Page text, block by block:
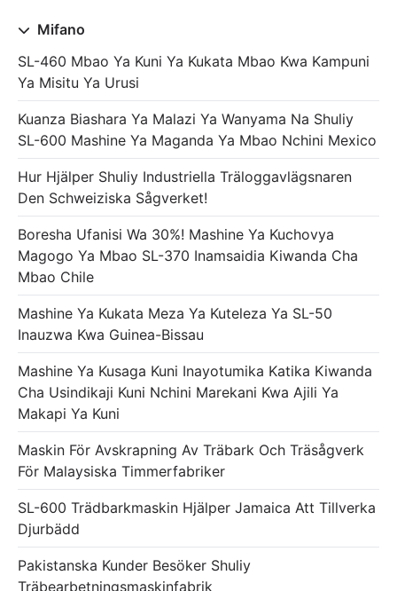
Mifano
SL-460 Mbao Ya Kuni Ya Kukata Mbao Kwa Kampuni
Ya Misitu Ya Urusi
Kuanza Biashara Ya Malazi Ya Wanyama Na Shuliy
SL-600 Mashine Ya Maganda Ya Mbao Nchini Mexico
Hur Hjälper Shuliy Industriella Träloggavlägsnaren
Den Schweiziska Sågverket!
Boresha Ufanisi Wa 30%! Mashine Ya Kuchovya
Magogo Ya Mbao SL-370 Inamsaidia Kiwanda Cha
Mbao Chile
Mashine Ya Kukata Meza Ya Kuteleza Ya SL-50
Inauzwa Kwa Guinea-Bissau
Mashine Ya Kusaga Kuni Inayotumika Katika Kiwanda
Cha Usindikaji Kuni Nchini Marekani Kwa Ajili Ya
Makapi Ya Kuni
Maskin För Avskrapning Av Träbark Och Träsågverk
För Malaysiska Timmerfabriker
SL-600 Trädbarkmaskin Hjälper Jamaica Att Tillverka
Djurbädd
Pakistanska Kunder Besöker Shuliy
Träbearbetningsmaskinfabrik